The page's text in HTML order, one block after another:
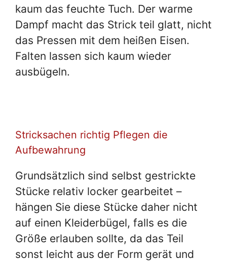
kaum das feuchte Tuch. Der warme
Dampf macht das Strick teil glatt, nicht
das Pressen mit dem heißen Eisen.
Falten lassen sich kaum wieder
ausbügeln.
Stricksachen richtig Pflegen die
Aufbewahrung
Grundsätzlich sind selbst gestrickte
Stücke relativ locker gearbeitet –
hängen Sie diese Stücke daher nicht
auf einen Kleiderbügel, falls es die
Größe erlauben sollte, da das Teil
sonst leicht aus der Form gerät und